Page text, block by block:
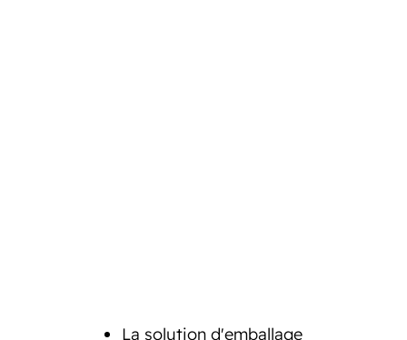
La solution d'emballage